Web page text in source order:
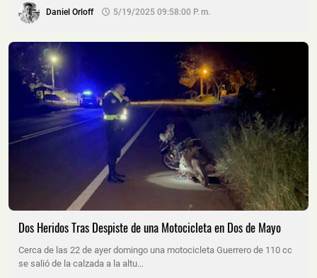
Daniel Orloff 5/19/2025 09:58:00 P. M.
Dos Heridos Tras Despiste de una Motocicleta en Dos de Mayo
Cerca de las 22 de ayer domingo una motocicleta Guerrero de 110 cc
se salió de la calzada a la altu…